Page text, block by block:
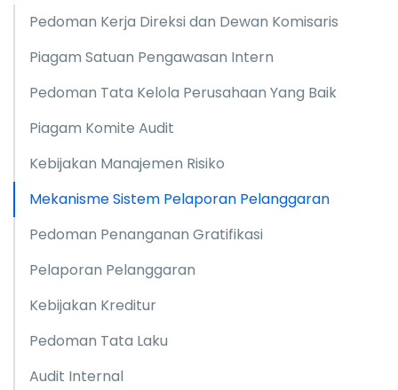
Pedoman Kerja Direksi dan Dewan Komisaris
Piagam Satuan Pengawasan Intern
Pedoman Tata Kelola Perusahaan Yang Baik
Piagam Komite Audit
Kebijakan Manajemen Risiko
Mekanisme Sistem Pelaporan Pelanggaran
Pedoman Penanganan Gratifikasi
Pelaporan Pelanggaran
Kebijakan Kreditur
Pedoman Tata Laku
Audit Internal